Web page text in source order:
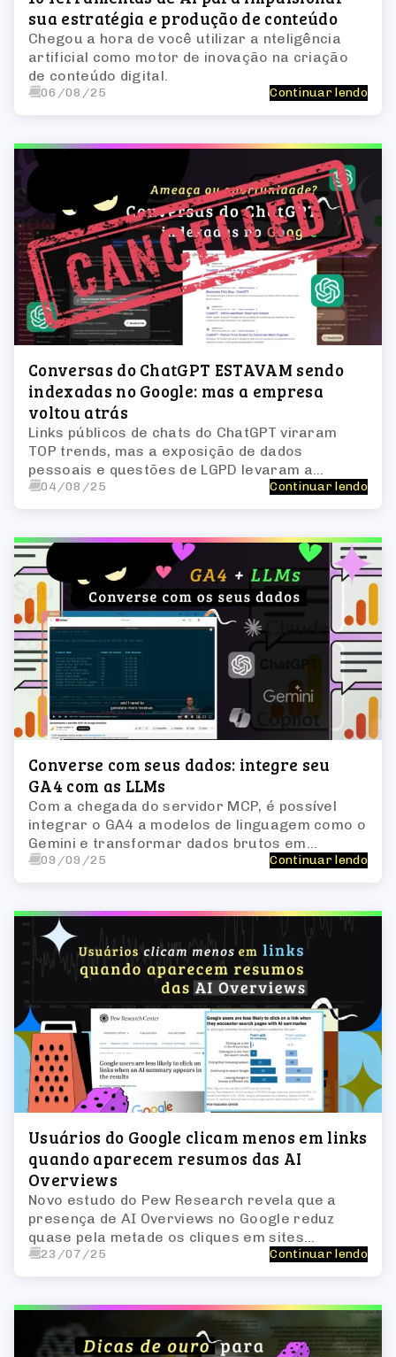
sua estratégia e produção de conteúdo
Chegou a hora de você utilizar a nteligência
artificial como motor de inovação na criação
de conteúdo digital.
06/08/25 Continuar lendo
Conversas do ChatGPT ESTAVAM sendo
indexadas no Google: mas a empresa
voltou atrás
Links públicos de chats do ChatGPT viraram
TOP trends, mas a exposição de dados
pessoais e questões de LGPD levaram a
OpenAI a recuar e desindexar tudo. Perguntar
04/08/25 Continuar lendo
Converse com seus dados: integre seu
GA4 com as LLMs
Com a chegada do servidor MCP, é possível
integrar o GA4 a modelos de linguagem como o
Gemini e transformar dados brutos em
respostas inteligentes, diagnósticos
09/09/25 Continuar lendo
Usuários do Google clicam menos em links
quando aparecem resumos das AI
Overviews
Novo estudo do Pew Research revela que a
presença de AI Overviews no Google reduz
quase pela metade os cliques em sites
externos — e o impacto vai além dos números.
23/07/25 Continuar lendo